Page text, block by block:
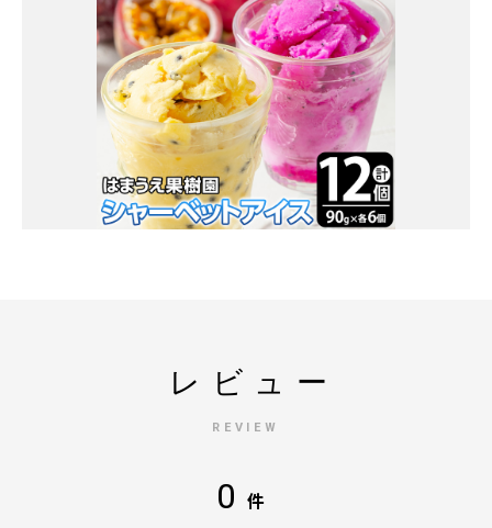
レビュー
REVIEW
0 件